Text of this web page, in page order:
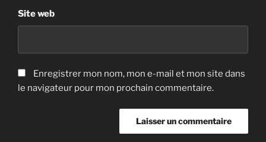
Site web
Enregistrer mon nom, mon e-mail et mon site dans
le navigateur pour mon prochain commentaire.